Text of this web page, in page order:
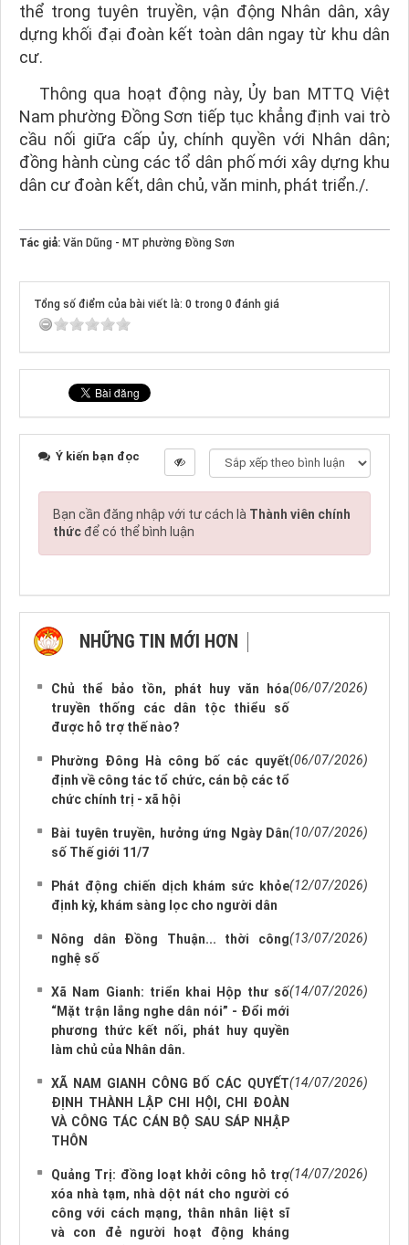
thể trong tuyên truyền, vận động Nhân dân, xây
dựng khối đại đoàn kết toàn dân ngay từ khu dân
cư.
Thông qua hoạt động này, Ủy ban MTTQ Việt
Nam phường Đồng Sơn tiếp tục khẳng định vai trò
cầu nối giữa cấp ủy, chính quyền với Nhân dân;
đồng hành cùng các tổ dân phố mới xây dựng khu
dân cư đoàn kết, dân chủ, văn minh, phát triển./.
Tác giả: Văn Dũng - MT phường Đồng Sơn
Tổng số điểm của bài viết là: 0 trong 0 đánh giá
Ý kiến bạn đọc
Bạn cần đăng nhập với tư cách là Thành viên chính
thứcđể có thể bình luận
NHỮNG TIN MỚI HƠN
Chủ thể bảo tồn, phát huy văn hóa
truyền thống các dân tộc thiểu số
được hỗ trợ thế nào?
(06/07/2026)
Phường Đông Hà công bố các quyết
định về công tác tổ chức, cán bộ các tổ
chức chính trị - xã hội
(06/07/2026)
Bài tuyên truyền, hưởng ứng Ngày Dân
số Thế giới 11/7
(10/07/2026)
Phát động chiến dịch khám sức khỏe
định kỳ, khám sàng lọc cho người dân
(12/07/2026)
Nông dân Đồng Thuận... thời công
nghệ số
(13/07/2026)
Xã Nam Gianh: triển khai Hộp thư số
“Mặt trận lắng nghe dân nói” - Đổi mới
phương thức kết nối, phát huy quyền
làm chủ của Nhân dân.
(14/07/2026)
XÃ NAM GIANH CÔNG BỐ CÁC QUYẾT
ĐỊNH THÀNH LẬP CHI HỘI, CHI ĐOÀN
VÀ CÔNG TÁC CÁN BỘ SAU SÁP NHẬP
THÔN
(14/07/2026)
Quảng Trị: đồng loạt khởi công hỗ trợ
xóa nhà tạm, nhà dột nát cho người có
công với cách mạng, thân nhân liệt sĩ
và con đẻ người hoạt động kháng
(14/07/2026)